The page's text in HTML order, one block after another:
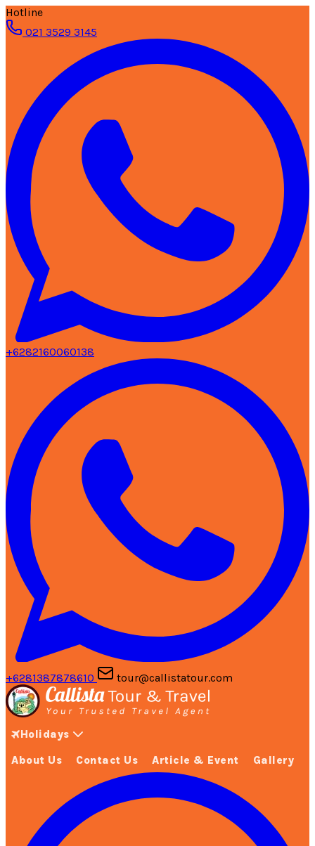
Hotline
021 3529 3145
+6282160060138
+6281387878610 tour@callistatour.com
Holidays
About Us Contact Us Article & Event Gallery